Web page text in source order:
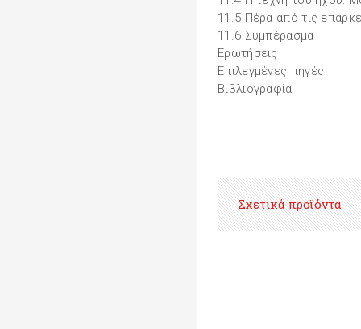
11.5 Πέρα από τις
11.6 Συμπέρασμα
Ερωτήσεις
Επιλεγμένες πηγές
Βιβλιογραφία
Σχετικά προϊόντα